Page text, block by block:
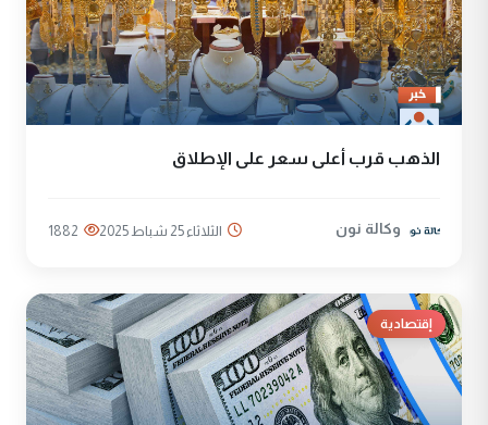
الذهب قرب أعلى سعر على الإطلاق
وكالة نون الثلاثاء 25 شباط 2025 1882
إقتصادية